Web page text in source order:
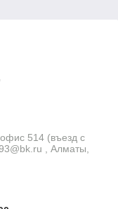
514 (въезд с
, Алматы,